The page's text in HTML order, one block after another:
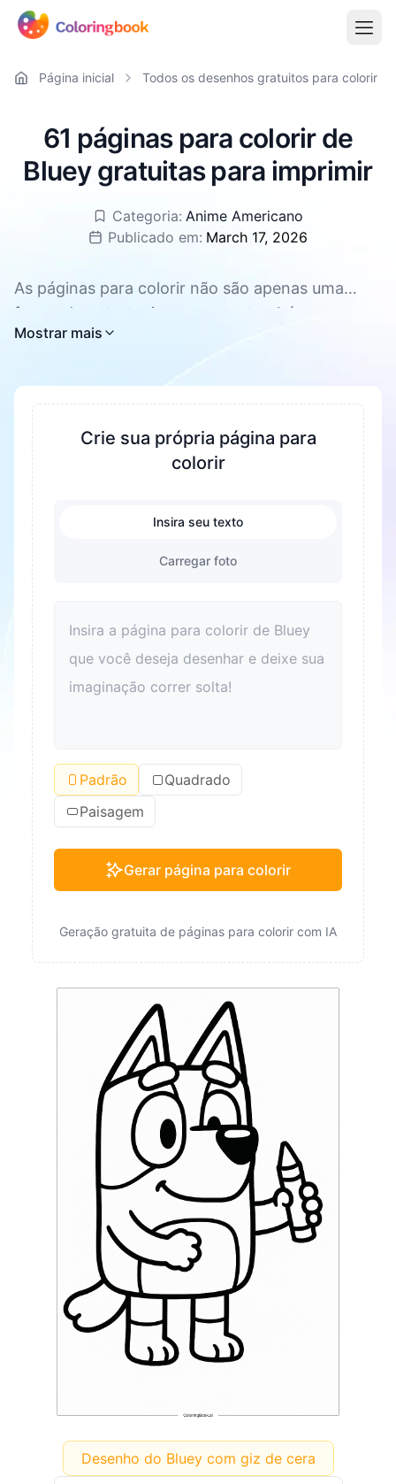
Página inicial Todos os desenhos gratuitos para colorir
61 páginas para colorir de
Bluey gratuitas para imprimir
Categoria: Anime Americano
Publicado em: March 17, 2026
As páginas para colorir não são apenas uma
forma de entretenimento, mas também uma
ferramenta eficaz para promover o
melhorar a concentração e a paciência,
fomentar a criatividade e a imaginação. Durante
o processo de colorir, a coordenação mão olho e
as habilidades motoras finas das crianças são
exercitadas. Ao mesmo tempo, é também uma
ótima maneira de aliviar o estresse e ajudar as
crianças a relaxar. Colorir também pode
aprimorar o reconhecimento de cores e
melhorar o senso estético. Para adultos, colorir
também é uma boa maneira de relaxar e aliviar o
estresse. Além disso, colorir pode se tornar um
elo para as famílias passarem tempo de
qualidade juntas e melhorarem os
relacionamentos entre pais e filhos.
Todas as páginas para colorir de Bluey estão
Mostrar mais
Desenho do Bluey com giz de cera
Crie sua própria página para
colorir
Insira seu texto
Carregar foto
Padrão
Quadrado
Paisagem
Gerar página para colorir
Geração gratuita de páginas para colorir com IA